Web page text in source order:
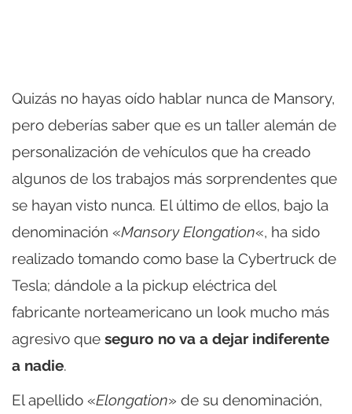
Quizás no hayas oído hablar nunca de Mansory,
pero deberías saber que es un taller alemán de
personalización de vehículos que ha creado
algunos de los trabajos más sorprendentes que
se hayan visto nunca. El último de ellos, bajo la
denominación «Mansory Elongation«, ha sido
realizado tomando como base la Cybertruck de
Tesla; dándole a la pickup eléctrica del
fabricante norteamericano un look mucho más
agresivo que seguro no va a dejar indiferente
a nadie.
El apellido «Elongation» de su denominación,